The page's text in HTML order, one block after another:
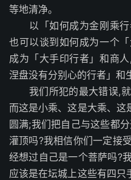
等地清净。
以「如何成为金刚乘行
也可以谈到如何成为一个
成为「大手印行者」和商
涅盘没有分别心的行者」和
我们所犯的最大错误,就
而这是小乘、这是大乘、这
圆满;我们把自己与这些都
灌顶吗?我相信你们一定接
经想过自己是一个菩萨吗?
应该是在坛城上这些有四只